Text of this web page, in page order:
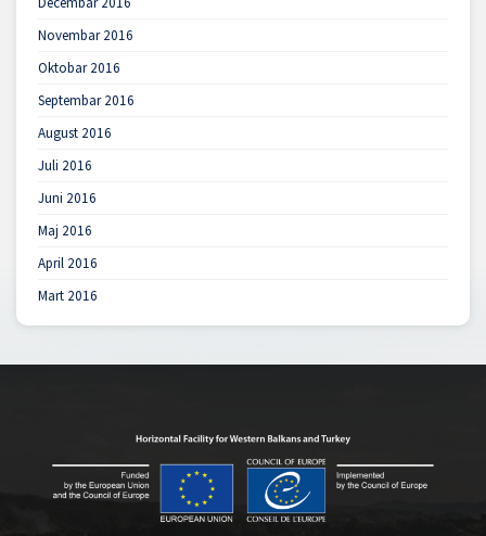
Novembar 2016
Oktobar 2016
Septembar 2016
August 2016
Juli 2016
Juni 2016
Maj 2016
April 2016
Mart 2016